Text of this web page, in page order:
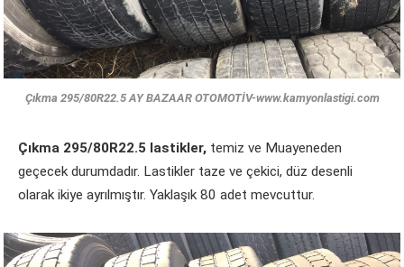
Çıkma 295/80R22.5 AY BAZAAR OTOMOTİV-www.kamyonlastigi.com
Çıkma 295/80R22.5 lastikler, temiz ve Muayeneden
geçecek durumdadır. Lastikler taze ve çekici, düz desenli
olarak ikiye ayrılmıştır. Yaklaşık 80 adet mevcuttur.